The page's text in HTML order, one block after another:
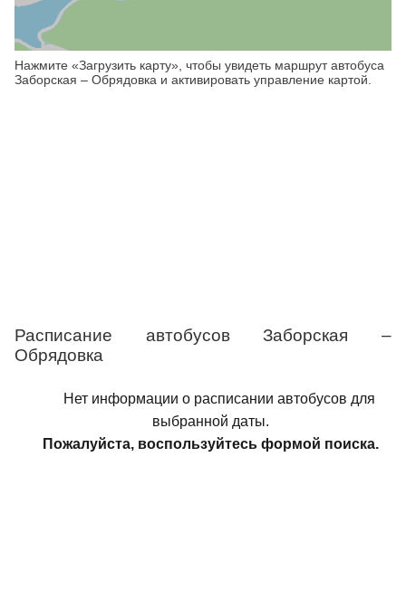
Нажмите «Загрузить карту», чтобы увидеть маршрут автобуса
Заборская – Обрядовка и активировать управление картой.
Расписание автобусов Заборская –
Обрядовка
Нет информации о расписании автобусов для
выбранной даты.
Пожалуйста, воспользуйтесь формой поиска.